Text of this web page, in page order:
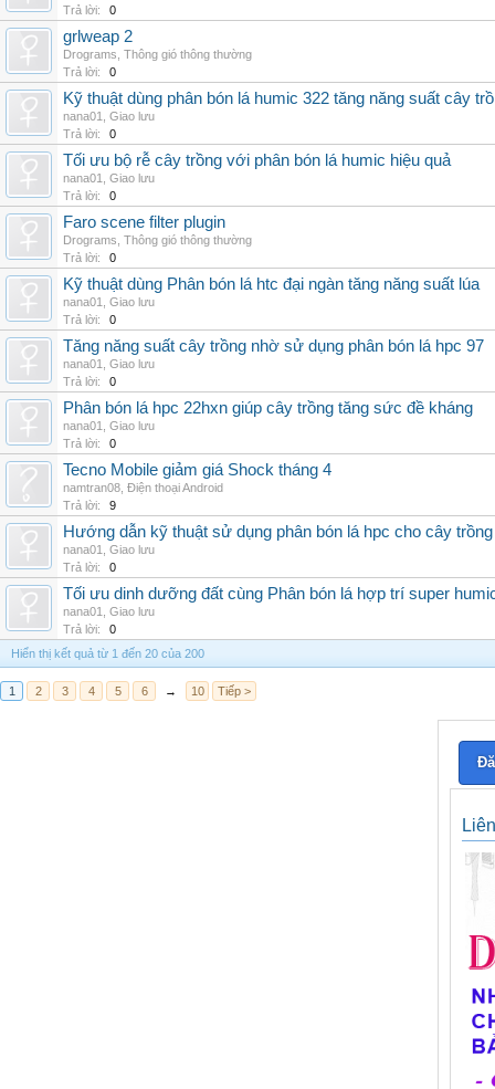
Trả lời:
0
grlweap 2
Drograms Thông gió thông thường
Trả lời:
0
Kỹ thuật dùng phân bón lá humic 322 tăng năng suất cây
nana01
Giao lưu
Trả lời:
0
Tối ưu bộ rễ cây trồng với phân bón lá humic hiệu quả
nana01
Giao lưu
Trả lời:
0
Faro scene filter plugin
Drograms Thông gió thông thường
Trả lời:
0
Kỹ thuật dùng Phân bón lá htc đại ngàn tăng năng suất lúa
nana01
Giao lưu
Trả lời:
0
Tăng năng suất cây trồng nhờ sử dụng phân bón lá hpc 97
nana01
Giao lưu
Trả lời:
0
Phân bón lá hpc 22hxn giúp cây trồng tăng sức đề kháng
nana01
Giao lưu
Trả lời:
0
Tecno Mobile giảm giá Shock tháng 4
namtran08 Điện thoại Android
Trả lời:
9
Hướng dẫn kỹ thuật sử dụng phân bón lá hpc cho cây trồng
nana01
Giao lưu
Trả lời:
0
Tối ưu dinh dưỡng đất cùng Phân bón lá hợp trí super
nana01
Giao lưu
Trả lời:
0
Hiển thị kết quả từ 1 đến 20 của 200
1 2 3 4 5 6 → 10 Tiếp >